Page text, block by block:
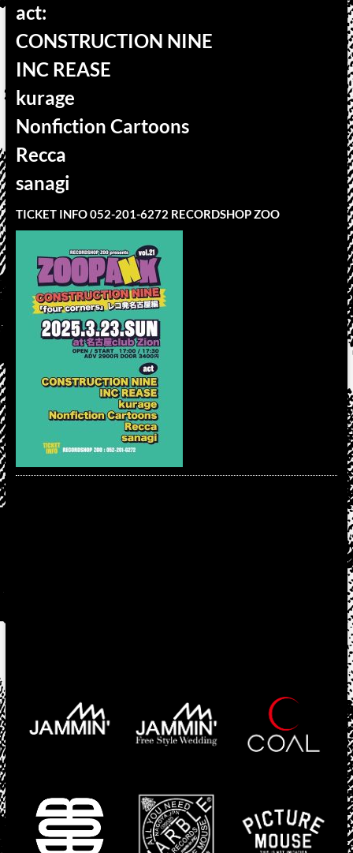
act:
CONSTRUCTION NINE
INC REASE
kurage
Nonfiction Cartoons
Recca
sanagi
TICKET INFO 052-201-6272 RECORDSHOP ZOO